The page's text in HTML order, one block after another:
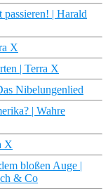
passieren! | Harald
X
| Terra X
Nibelungenlied
| Wahre
X
bloßen Auge |
& Co